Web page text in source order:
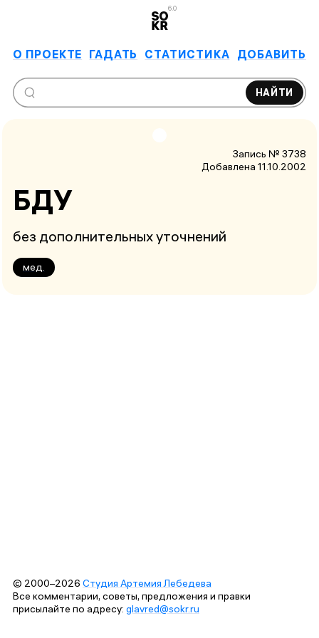
6.0
О ПРОЕКТЕ ГАДАТЬ СТАТИСТИКА ДОБАВИТЬ
НАЙТИ
Запись № 3738
Добавлена 11.10.2002
БДУ
без дополнительных уточнений
мед.
© 2000–2026 Студия Артемия Лебедева
Все комментарии, советы, предложения и правки
присылайте по адресу: glavred@sokr.ru